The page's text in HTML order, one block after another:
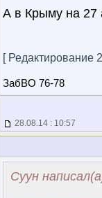
А в Крыму на 27
[ Редактирование
ЗабВО 76-78
28.08.14 : 10:57
Суун